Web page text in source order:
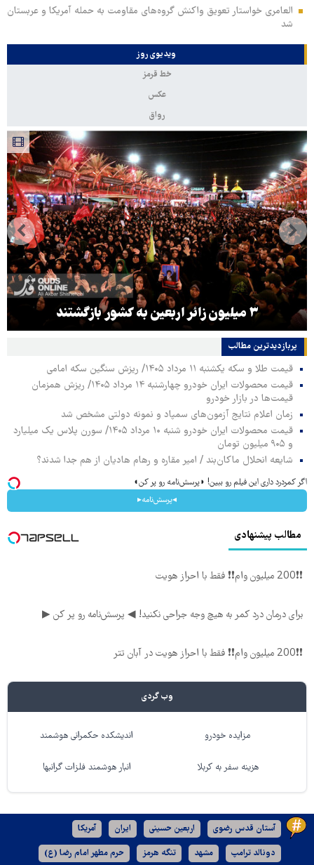
العامری خواستار تعویق واکنش گروه‌های مقاومت به حمله آمریکا و عربستان
شد
ویدیوی روز
خط قرمز
عکس
رواق
۳ میلیون زائر اربعین به کشور بازگشتند
پربازدیدترین‌ مطالب
قیمت طلا و سکه یکشنبه ۱۱ مرداد ۱۴۰۵/ ریزش سنگین سکه امامی
قیمت محصولات ایران خودرو چهارشنبه ۱۴ مرداد ۱۴۰۵/ ریزش همزمان
قیمت‌ها در بازار خودرو
زمان اعلام نتایج آزمون‌های سمپاد و نمونه دولتی مشخص شد
قیمت محصولات ایران خودرو شنبه ۱۰ مرداد ۱۴۰۵/ سورن پلاس یک میلیارد
و ۹۰۵ میلیون تومان
شایعه انحلال ماکان‌بند / امیر مقاره و رهام هادیان از هم جدا شدند؟
اگر کمردرد داری این فیلم رو ببین! ◗پرسش‌نامه رو پر کن◖
◂پرسش‌نامه▸
مطالب پیشنهادی
❗❗200 میلیون وام❗❗ فقط با احراز هویت
برای درمان درد کمر به هیچ وجه جراحی نکنید! ◀ پرسش‌نامه رو پر کن ▶
❗❗200 میلیون وام❗❗ فقط با احراز هویت در آبان تتر
وب گردی
مزایده خودرو اندیشکده حکمرانی هوشمند
هزینه سفر به کربلا انبار هوشمند فلزات گرانبها
آستان قدس رضوی اربعین حسینی ایران آمریکا
دونالد ترامپ مشهد تنگه هرمز حرم مطهر امام رضا (ع)